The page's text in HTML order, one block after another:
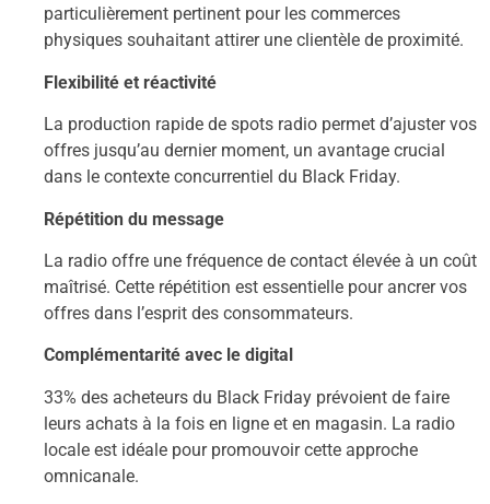
particulièrement pertinent pour les commerces
physiques souhaitant attirer une clientèle de proximité.
Flexibilité et réactivité
La production rapide de spots radio permet d’ajuster vos
offres jusqu’au dernier moment, un avantage crucial
dans le contexte concurrentiel du Black Friday.
Répétition du message
La radio offre une fréquence de contact élevée à un coût
maîtrisé. Cette répétition est essentielle pour ancrer vos
offres dans l’esprit des consommateurs.
Complémentarité avec le digital
33% des acheteurs du Black Friday prévoient de faire
leurs achats à la fois en ligne et en magasin. La radio
locale est idéale pour promouvoir cette approche
omnicanale.